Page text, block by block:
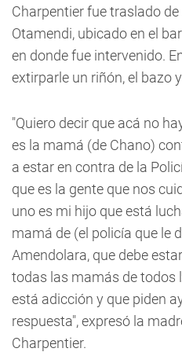
Charpentier fue traslado
Otamendi, ubicado en el
en donde fue intervenido.
extirparle un riñón, el bazo
"Quiero decir que acá no
es la mamá (de Chano)
a estar en contra de la
que es la gente que nos
uno es mi hijo que está
mamá de (el policía que le
Amendolara, que debe
todas las mamás de todos
está adicción y que piden
respuesta", expresó la
Charpentier.